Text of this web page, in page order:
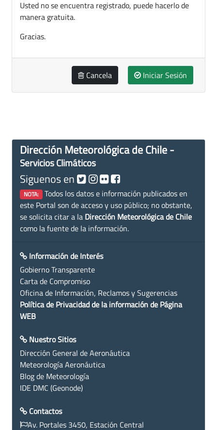
Usted no se encuentra registrado, puede hacerlo de
manera gratuita.
Gracias.
Cancela Iniciar Sesión
Dirección Meteorológica de Chile -
Servicios Climáticos
Siguenos en
NOTA: Todos los datos e información publicados en
este Portal son de acceso y uso público; no obstante,
se solicita citar a la Dirección Meteorológica de Chile
como la fuente de la información.
Información de Interés
Gobierno Transparente
Carta de Compromiso
Oficina de Información, Reclamos y Sugerencias
Política de Privacidad de la información de Página
WEB
Nuestro Sitios
Dirección General de Aeronáutica
Meteorología Aeronáutica
Blog de Meteorología
IDE DMC (Geonode)
Contactos
Av. Portales 3450, Estación Central